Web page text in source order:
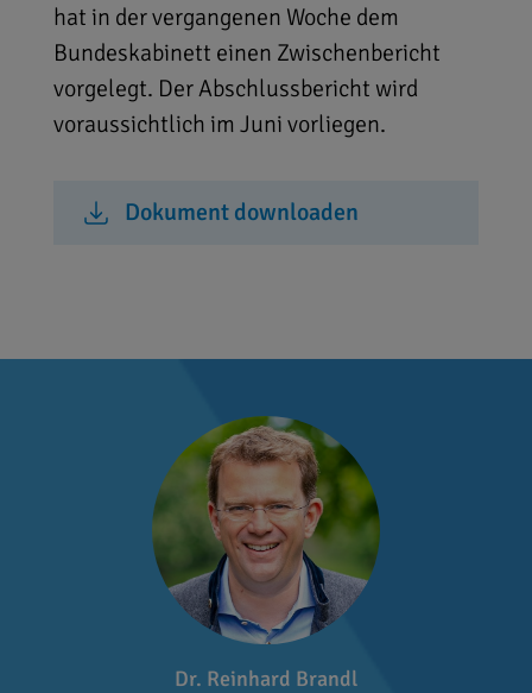
hat in der vergangenen Woche dem
Bundeskabinett einen Zwischenbericht
vorgelegt. Der Abschlussbericht wird
voraussichtlich im Juni vorliegen.
Dokument downloaden
Dr. Reinhard Brandl